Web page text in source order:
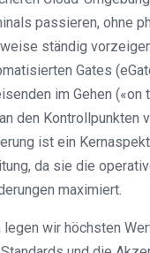
passieren, ohne
ständig
Gates
im Gehen («on
den Kontrollpunkten
ist ein
da sie die
maximiert.
legen wir höchsten